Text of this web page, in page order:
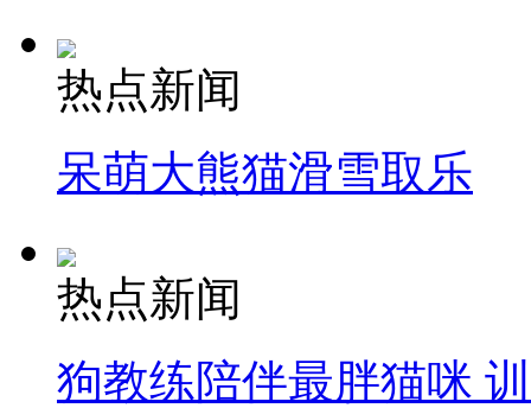
热点新闻
呆萌大熊猫滑雪取乐
热点新闻
狗教练陪伴最胖猫咪